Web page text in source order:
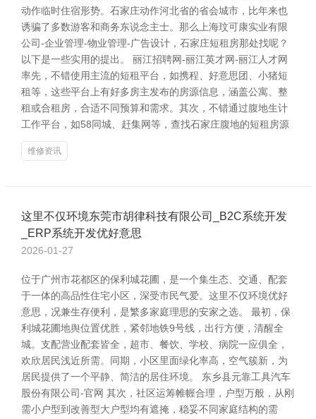
动作临时住宿形势。石家庄动作河北省的省会城市，比年来也
诱骗了多数游客和商务东说念主士。那么上海玟可康实业有限
公司-企业管理-物业管理-广告设计，石家庄短租房那处找呢？
以下是一些实用的提出。 丽江招聘网-丽江英才网-丽江人才网
率先，不错使用主流的短租平台，如携程、好意思团、小猪短
租等，这些平台上有好多房主发布的房源信息，涵盖公寓、整
租或合租房，合适不同预算和需求。其次，不错通过腹地生计
工作平台，如58同城、赶集网等，查找石家庄腹地的短租房源
维修资讯
这里不仅环境东莞市胡律科技有限公司_B2C系统开发
_ERP系统开发优好意思
2026-01-27
位于广州市花都区的保利城花圃，是一个集生态、交通、配套
于一体的高品性住宅小区，深受市民气爱。这里不仅环境优好
意思，况兼生存便利，是繁多家庭理思的安家之选。 最初，保
利城花圃地舆位置优胜，紧邻地铁9号线，出行方便，清醒全
城。支配营业配套皆全，超市、餐饮、学校、病院一应俱全，
欢欣居民浅近所需。同期，小区里面绿化率高，空气簇新，为
居民提供了一个平静、简洁的居住环境。 东乡县元靠工具汽车
股份有限公司-官网 其次，社区运筹帷幄合理，户型万般，从刚
需小户型到改善型大户型均有遮掩，稳妥不同家庭结构的需